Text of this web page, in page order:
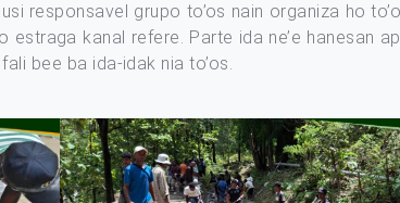
responsavel grupo to’os nain organiza ho
kanal refere. Parte ida ne’e hanesan
bee ba ida-idak nia to’os.